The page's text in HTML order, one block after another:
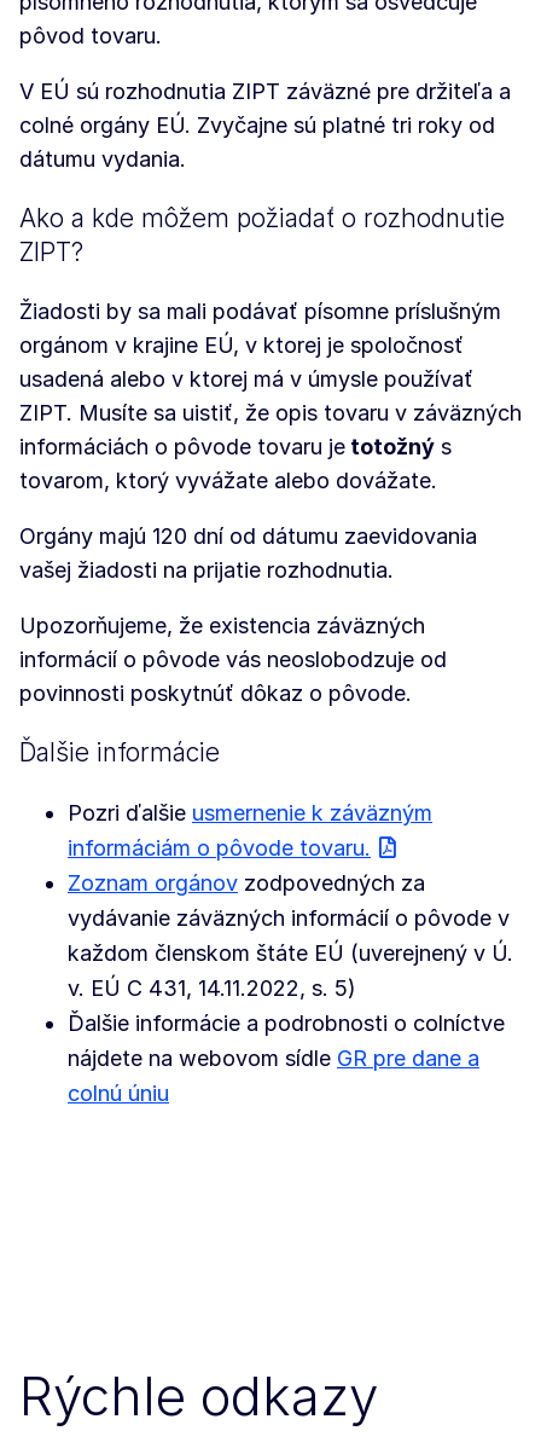
pôvod tovaru.
V EÚ sú rozhodnutia ZIPT záväzné pre držiteľa a
colné orgány EÚ. Zvyčajne sú platné tri roky od
dátumu vydania.
Ako a kde môžem požiadať o rozhodnutie
ZIPT?
Žiadosti by sa mali podávať písomne príslušným
orgánom v krajine EÚ, v ktorej je spoločnosť
usadená alebo v ktorej má v úmysle používať
ZIPT. Musíte sa uistiť, že opis tovaru v záväzných
informáciách o pôvode tovaru je totožný s
tovarom, ktorý vyvážate alebo dovážate.
Orgány majú 120 dní od dátumu zaevidovania
vašej žiadosti na prijatie rozhodnutia.
Upozorňujeme, že existencia záväzných
informácií o pôvode vás neoslobodzuje od
povinnosti poskytnúť dôkaz o pôvode.
Ďalšie informácie
Pozri ďalšie usmernenie k záväzným
informáciám o pôvode tovaru.
Zoznam orgánov zodpovedných za
vydávanie záväzných informácií o pôvode v
každom členskom štáte EÚ (uverejnený v Ú.
v. EÚ C 431, 14.11.2022, s. 5)
Ďalšie informácie a podrobnosti o colníctve
nájdete na webovom sídle GR pre dane a
colnú úniu
Rýchle odkazy